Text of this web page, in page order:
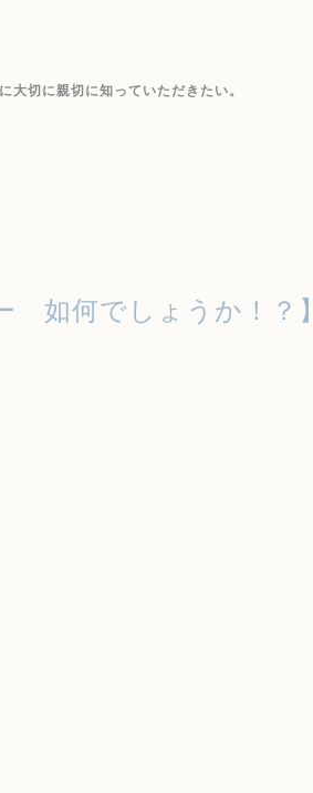
切に親切に知っていただきたい。
如何でしょうか！？】